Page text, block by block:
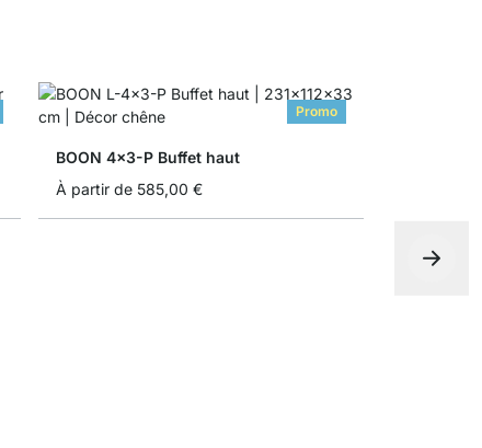
Promo
BOON 4x3-P Buffet haut
À partir de 585,00 €